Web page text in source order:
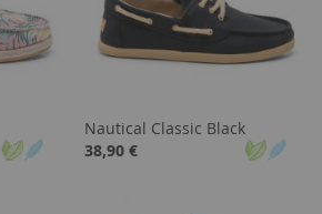
Nautical Classic Black
38,90 €